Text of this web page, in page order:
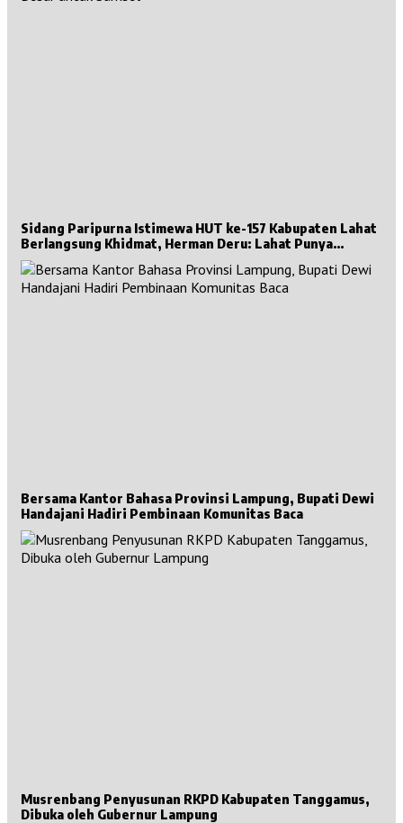
Sidang Paripurna Istimewa HUT ke-157 Kabupaten Lahat
Berlangsung Khidmat, Herman Deru: Lahat Punya
Sejarah Besar untuk Sumsel
Bersama Kantor Bahasa Provinsi Lampung, Bupati Dewi
Handajani Hadiri Pembinaan Komunitas Baca
Musrenbang Penyusunan RKPD Kabupaten Tanggamus,
Dibuka oleh Gubernur Lampung